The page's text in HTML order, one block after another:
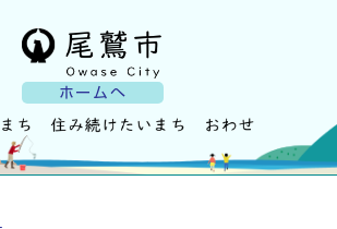
ホームへ